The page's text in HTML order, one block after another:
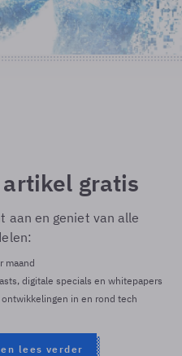
artikel gratis
aan en geniet van alle
maand
digitale specials en whitepapers
in en rond tech
lees verder